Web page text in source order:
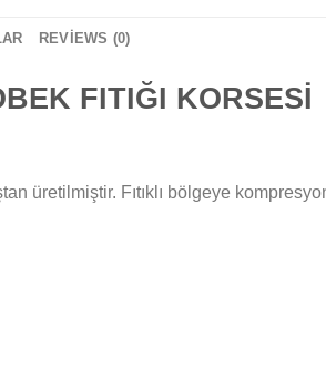
REVIEWS (0)
FITIĞI KORSESİ
üretilmiştir. Fıtıklı bölgeye